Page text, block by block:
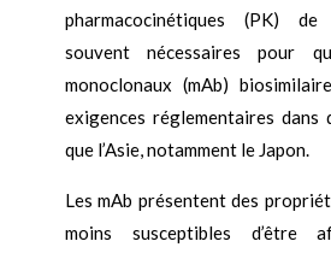
pharmacocinétiques (PK)
souvent nécessaires pour
monoclonaux (mAb)
exigences réglementaires dans
que l’Asie, notamment le Japon.
Les mAb présentent des
moins susceptibles d’être